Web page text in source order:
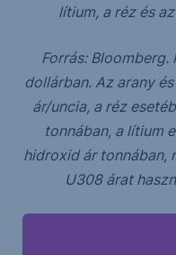
lítium, a réz és
Forrás: Bloomberg.
dollárban. Az arany
ár/uncia, a réz
tonnában, a lítium
hidroxid ár tonnában,
U308 árat